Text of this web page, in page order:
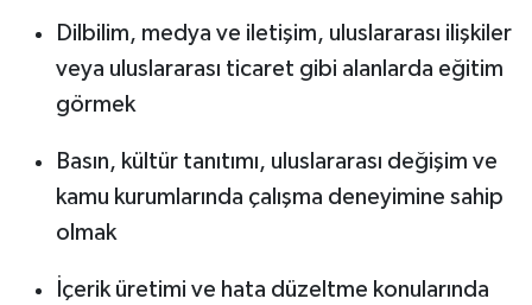
Dilbilim, medya ve iletişim, uluslararası ilişkiler
veya uluslararası ticaret gibi alanlarda eğitim
görmek
Basın, kültür tanıtımı, uluslararası değişim ve
kamu kurumlarında çalışma deneyimine sahip
olmak
İçerik üretimi ve hata düzeltme konularında